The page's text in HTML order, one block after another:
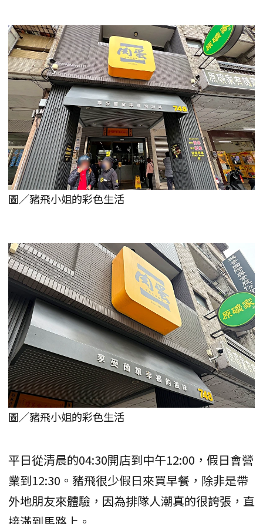
圖／豬飛小姐的彩色生活
圖／豬飛小姐的彩色生活
平日從清晨的04:30開店到中午12:00，假日會營
業到12:30。豬飛很少假日來買早餐，除非是帶
外地朋友來體驗，因為排隊人潮真的很誇張，直